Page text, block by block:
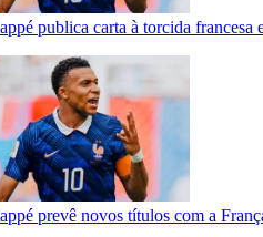
publica carta à torcida
prevê novos títulos com a